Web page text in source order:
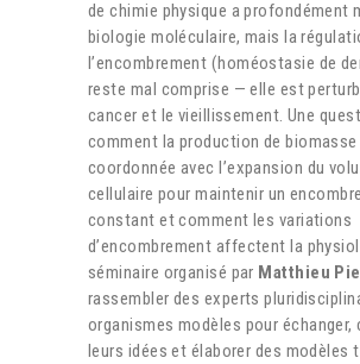
de chimie physique a profondément
biologie moléculaire, mais la
l’encombrement (homéostasie de
reste mal comprise — elle est
cancer et le vieillissement. Une
comment la production de
coordonnée avec l’expansion du
cellulaire pour maintenir un
constant et comment les variations
d’encombrement affectent la
séminaire organisé par Matthieu
rassembler des experts
organismes modèles pour
leurs idées et élaborer des modèles